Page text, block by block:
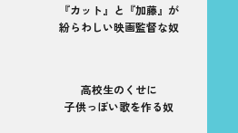
『カット』と『加藤』が
紛らわしい映画監督な奴
高校生のくせに
子供っぽい歌を作る奴